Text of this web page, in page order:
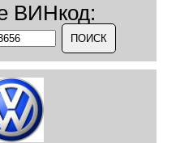
ВИНкод: